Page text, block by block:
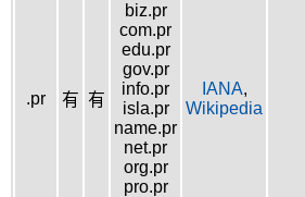
.pr 有 有
biz.pr
com.pr
edu.pr
gov.pr
info.pr
isla.pr
name.pr
net.pr
org.pr
pro.pr
IANA,
Wikipedia